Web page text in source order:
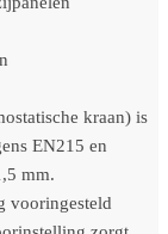
kraan) is
EN215 en
mm.
vooringesteld